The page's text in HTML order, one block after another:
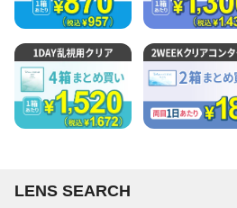
LENS SEARCH